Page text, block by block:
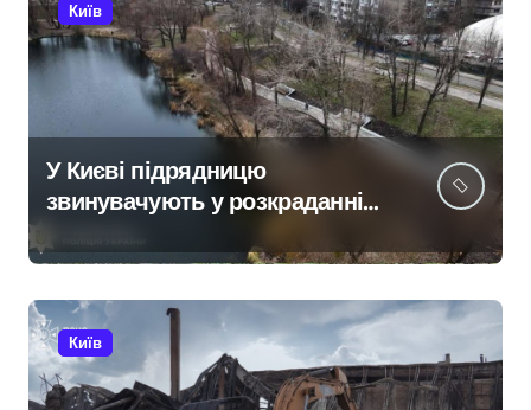
Київ
У Києві підрядницю
звинувачують у розкраданні
під час ремонту зони
«Вербне»
Київ